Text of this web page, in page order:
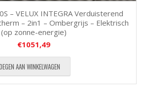
– VELUX INTEGRA Verduisterend
– 2in1 – Ombergrijs – Elektrisch
(op zonne-energie)
€1051,49
AAN WINKELWAGEN